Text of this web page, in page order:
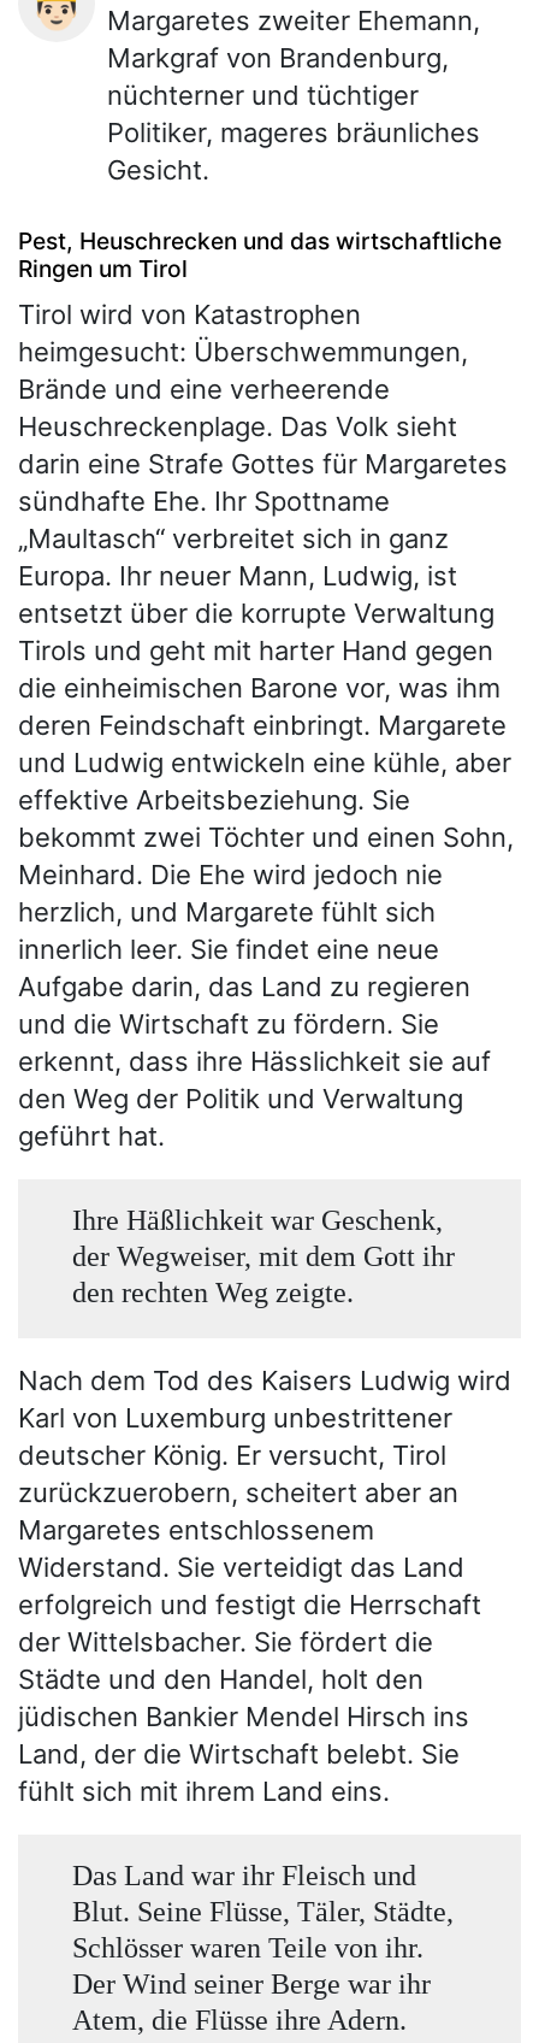
Margaretes zweiter Ehemann,
Markgraf von Brandenburg,
nüchterner und tüchtiger
Politiker, mageres bräunliches
Gesicht.
Pest, Heuschrecken und das wirtschaftliche
Ringen um Tirol
Tirol wird von Katastrophen
heimgesucht: Überschwemmungen,
Brände und eine verheerende
Heuschreckenplage. Das Volk sieht
darin eine Strafe Gottes für Margaretes
sündhafte Ehe. Ihr Spottname
„Maultasch“ verbreitet sich in ganz
Europa. Ihr neuer Mann, Ludwig, ist
entsetzt über die korrupte Verwaltung
Tirols und geht mit harter Hand gegen
die einheimischen Barone vor, was ihm
deren Feindschaft einbringt. Margarete
und Ludwig entwickeln eine kühle, aber
effektive Arbeitsbeziehung. Sie
bekommt zwei Töchter und einen Sohn,
Meinhard. Die Ehe wird jedoch nie
herzlich, und Margarete fühlt sich
innerlich leer. Sie findet eine neue
Aufgabe darin, das Land zu regieren
und die Wirtschaft zu fördern. Sie
erkennt, dass ihre Hässlichkeit sie auf
den Weg der Politik und Verwaltung
geführt hat.
Ihre Häßlichkeit war Geschenk,
der Wegweiser, mit dem Gott ihr
den rechten Weg zeigte.
Nach dem Tod des Kaisers Ludwig wird
Karl von Luxemburg unbestrittener
deutscher König. Er versucht, Tirol
zurückzuerobern, scheitert aber an
Margaretes entschlossenem
Widerstand. Sie verteidigt das Land
erfolgreich und festigt die Herrschaft
der Wittelsbacher. Sie fördert die
Städte und den Handel, holt den
jüdischen Bankier Mendel Hirsch ins
Land, der die Wirtschaft belebt. Sie
fühlt sich mit ihrem Land eins.
Das Land war ihr Fleisch und
Blut. Seine Flüsse, Täler, Städte,
Schlösser waren Teile von ihr.
Der Wind seiner Berge war ihr
Atem, die Flüsse ihre Adern.